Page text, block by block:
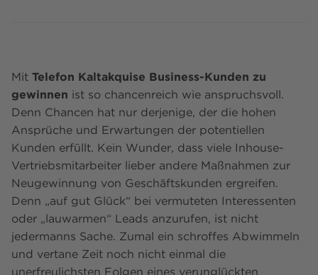
Mit Telefon Kaltakquise Business-Kunden zu
gewinnen ist so chancenreich wie anspruchsvoll.
Denn Chancen hat nur derjenige, der die hohen
Ansprüche und Erwartungen der potentiellen
Kunden erfüllt. Kein Wunder, dass viele Inhouse-
Vertriebsmitarbeiter lieber andere Maßnahmen zur
Neugewinnung von Geschäftskunden ergreifen.
Denn „auf gut Glück“ bei vermuteten Interessenten
oder „lauwarmen“ Leads anzurufen, ist nicht
jedermanns Sache. Zumal ein schroffes Abwimmeln
und vertane Zeit noch nicht einmal die
unerfreulichsten Folgen eines verunglückten